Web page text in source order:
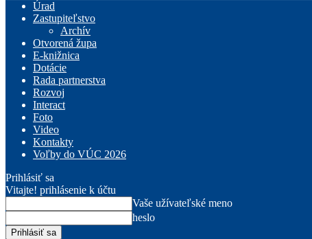
Úrad
Zastupiteľstvo
Archív
Otvorená župa
E-knižnica
Dotácie
Rada partnerstva
Rozvoj
Interact
Foto
Video
Kontakty
Voľby do VÚC 2026
Prihlásiť sa
Vitajte! prihlásenie k účtu
Vaše užívateľské meno
heslo